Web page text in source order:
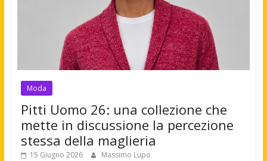
Moda
Pitti Uomo 26: una collezione che
mette in discussione la percezione
stessa della maglieria
15 Giugno 2026 Massimo Lupo